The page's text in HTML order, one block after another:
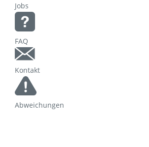
Jobs
FAQ
Kontakt
Abweichungen